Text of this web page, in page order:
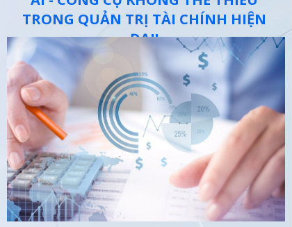
TRONG QUẢN TRỊ TÀI CHÍNH HIỆN
ĐẠI!